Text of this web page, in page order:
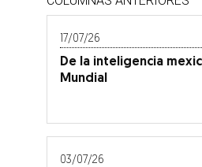
17/07/26
De la inteligencia
Mundial
03/07/26